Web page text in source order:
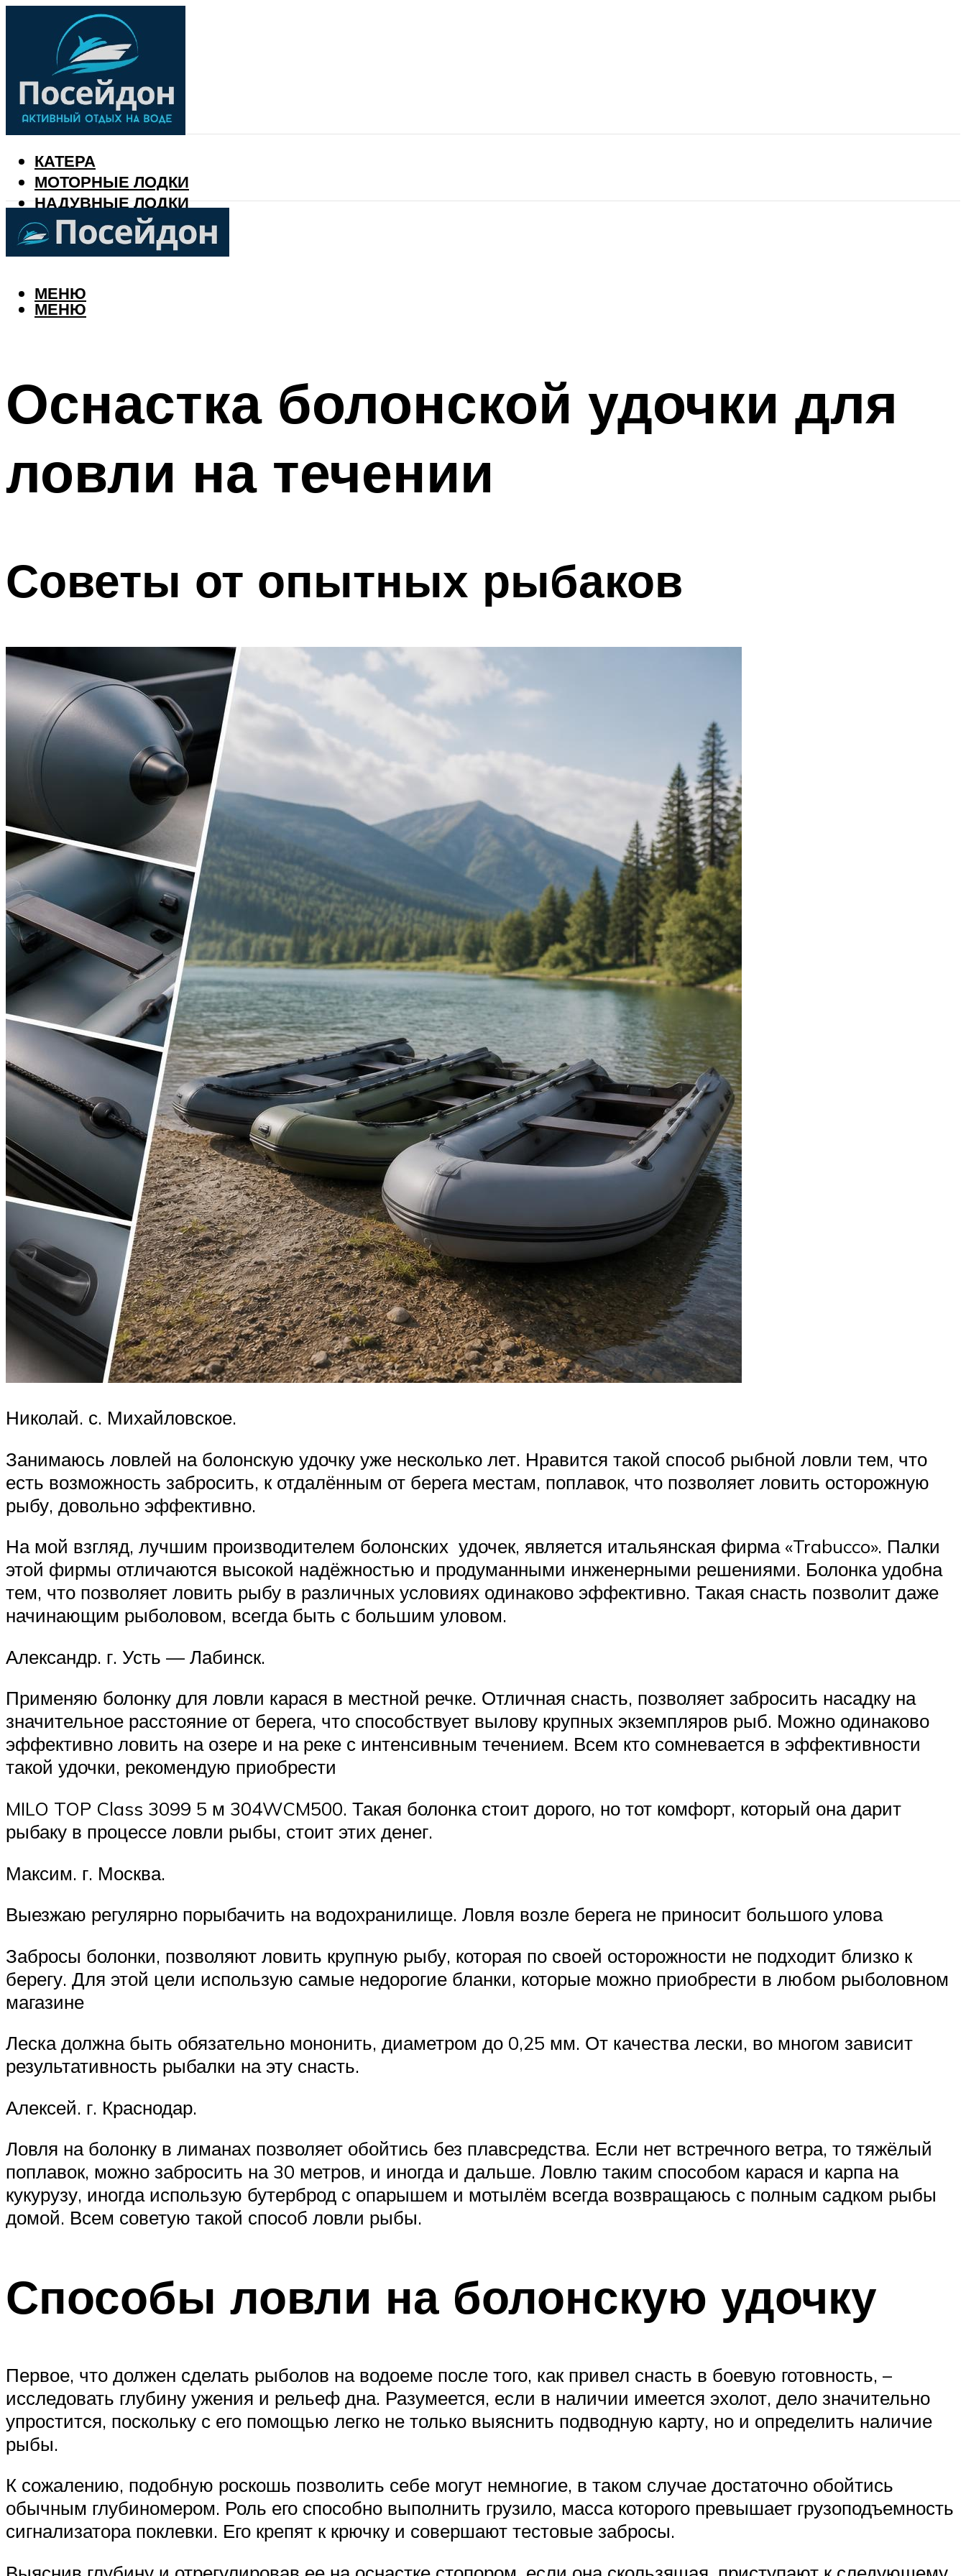
КАТЕРА
МОТОРНЫЕ ЛОДКИ
НАДУВНЫЕ ЛОДКИ
РЫБАЛКА
КАЛЕНДАРЬ РЫБАКА
МЕНЮ
МЕНЮ
Оснастка болонской удочки для
ловли на течении
Советы от опытных рыбаков
Николай. с. Михайловское.
Занимаюсь ловлей на болонскую удочку уже несколько лет. Нравится такой способ рыбной ловли тем, что
есть возможность забросить, к отдалённым от берега местам, поплавок, что позволяет ловить осторожную
рыбу, довольно эффективно.
На мой взгляд, лучшим производителем болонских удочек, является итальянская фирма «Trabucco». Палки
этой фирмы отличаются высокой надёжностью и продуманными инженерными решениями. Болонка удобна
тем, что позволяет ловить рыбу в различных условиях одинаково эффективно. Такая снасть позволит даже
начинающим рыболовом, всегда быть с большим уловом.
Александр. г. Усть — Лабинск.
Применяю болонку для ловли карася в местной речке. Отличная снасть, позволяет забросить насадку на
значительное расстояние от берега, что способствует вылову крупных экземпляров рыб. Можно одинаково
эффективно ловить на озере и на реке с интенсивным течением. Всем кто сомневается в эффективности
такой удочки, рекомендую приобрести
MILO TOP Class 3099 5 м 304WCM500. Такая болонка стоит дорого, но тот комфорт, который она дарит
рыбаку в процессе ловли рыбы, стоит этих денег.
Максим. г. Москва.
Выезжаю регулярно порыбачить на водохранилище. Ловля возле берега не приносит большого улова
Забросы болонки, позволяют ловить крупную рыбу, которая по своей осторожности не подходит близко к
берегу. Для этой цели использую самые недорогие бланки, которые можно приобрести в любом рыболовном
магазине
Леска должна быть обязательно мононить, диаметром до 0,25 мм. От качества лески, во многом зависит
результативность рыбалки на эту снасть.
Алексей. г. Краснодар.
Ловля на болонку в лиманах позволяет обойтись без плавсредства. Если нет встречного ветра, то тяжёлый
поплавок, можно забросить на 30 метров, и иногда и дальше. Ловлю таким способом карася и карпа на
кукурузу, иногда использую бутерброд с опарышем и мотылём всегда возвращаюсь с полным садком рыбы
домой. Всем советую такой способ ловли рыбы.
Способы ловли на болонскую удочку
Первое, что должен сделать рыболов на водоеме после того, как привел снасть в боевую готовность, –
исследовать глубину ужения и рельеф дна. Разумеется, если в наличии имеется эхолот, дело значительно
упростится, поскольку с его помощью легко не только выяснить подводную карту, но и определить наличие
рыбы.
К сожалению, подобную роскошь позволить себе могут немногие, в таком случае достаточно обойтись
обычным глубиномером. Роль его способно выполнить грузило, масса которого превышает грузоподъемность
сигнализатора поклевки. Его крепят к крючку и совершают тестовые забросы.